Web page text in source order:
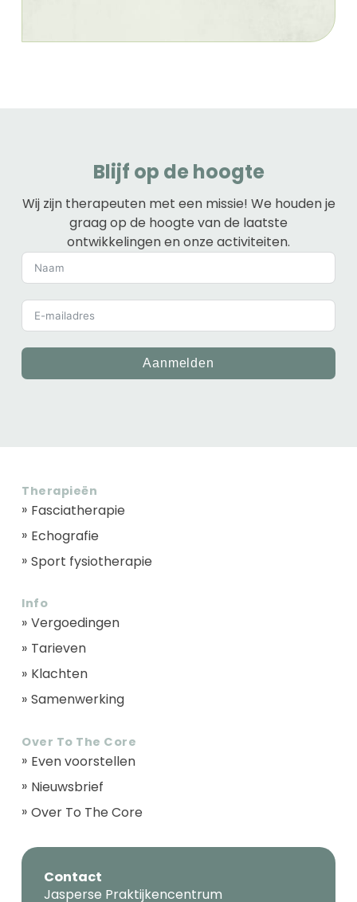
Blijf op de hoogte
Wij zijn therapeuten met een missie! We houden je
graag op de hoogte van de laatste
ontwikkelingen en onze activiteiten.
Aanmelden
Therapieën
Fasciatherapie
Echografie
Sport fysiotherapie
Info
Vergoedingen
Tarieven
Klachten
Samenwerking
Over To The Core
Even voorstellen
Nieuwsbrief
Over To The Core
Contact
Jasperse Praktijkencentrum